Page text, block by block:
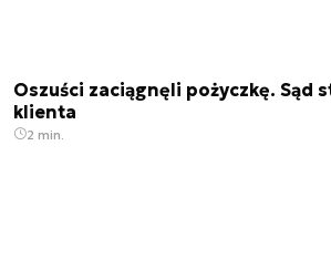
Oszuści zaciągnęli pożyczkę. Sąd
klienta
2 min.